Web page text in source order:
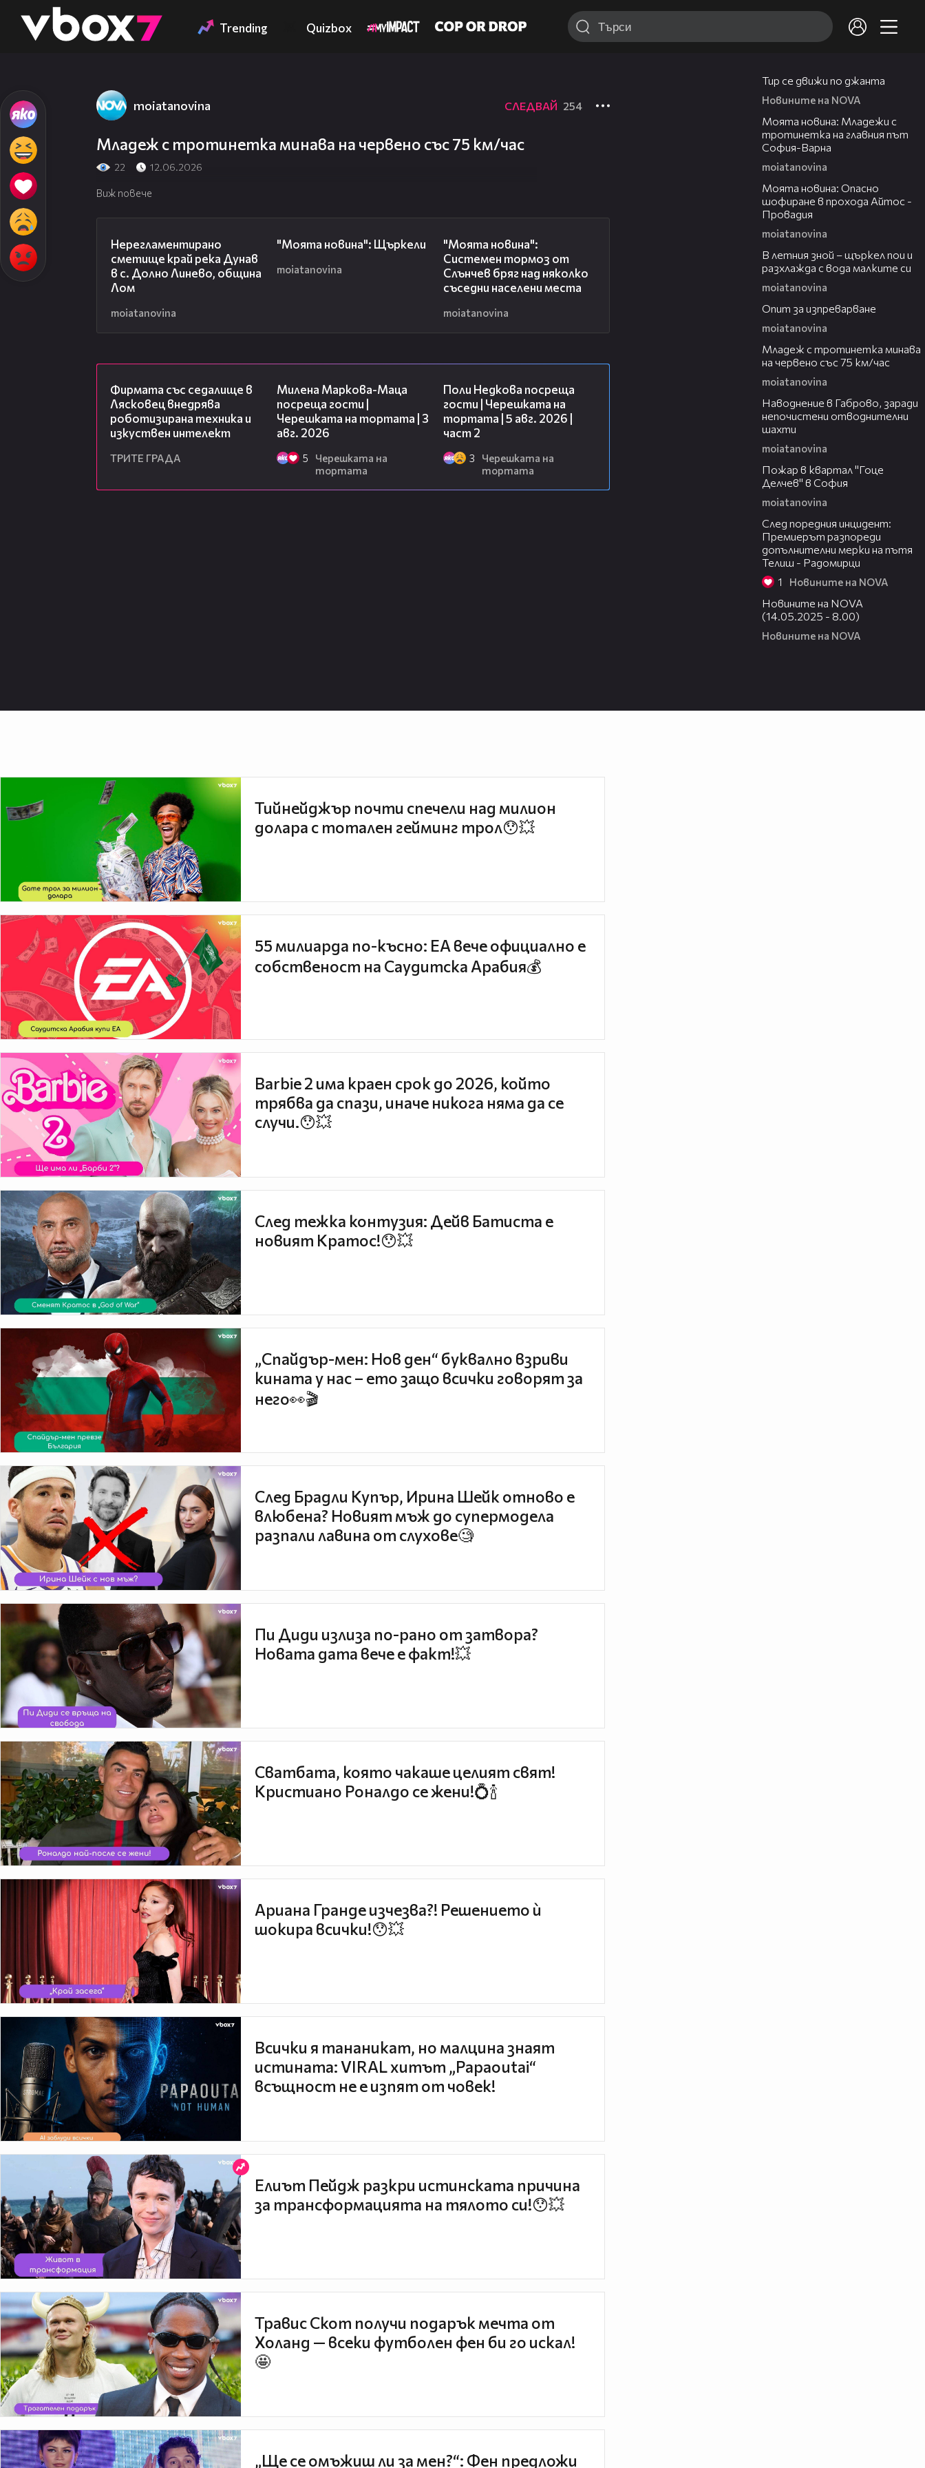
👾 Trending Quizbox
moiatanovina СЛЕДВАЙ 254
Младеж с тротинетка минава на червено със 75 км/час
22 12.06.2026
Виж повече
Нерегламентирано
сметище край река Дунав
в с. Долно Линево, община
Лом
moiatanovina
"Моята новина": Щъркели
moiatanovina
"Моята новина":
Системен тормоз от
Слънчев бряг над няколко
съседни населени места
moiatanovina
Фирмата със седалище в
Лясковец внедрява
роботизирана техника и
изкуствен интелект
ТРИТЕ ГРАДА
Милена Маркова-Маца
посреща гости |
Черешката на тортата | 3
авг. 2026
5
Черешката на
тортата
Поли Недкова посреща
гости | Черешката на
тортата | 5 авг. 2026 |
част 2
3
Черешката на
тортата
Тир се движи по джанта
Новините на NOVA
Моята новина: Младежи с
тротинетка на главния път
София-Варна
moiatanovina
Моята новина: Опасно
шофиране в прохода Айтос -
Провадия
moiatanovina
В летния зной – щъркел пои и
разхлажда с вода малките си
moiatanovina
Опит за изпреварване
moiatanovina
Младеж с тротинетка минава
на червено със 75 км/час
moiatanovina
Наводнение в Габрово, заради
непочистени отводнителни
шахти
moiatanovina
Пожар в квартал "Гоце
Делчев" в София
moiatanovina
След поредния инцидент:
Премиерът разпореди
допълнителни мерки на пътя
Телиш - Радомирци
1 Новините на NOVA
Новините на NOVA
(14.05.2025 - 8.00)
Новините на NOVA
Тийнейджър почти спечели над милион
долара с тотален гейминг трол😯💥
55 милиарда по-късно: EA вече официално е
собственост на Саудитска Арабия💰
Barbie 2 има краен срок до 2026, който
трябва да спази, иначе никога няма да се
случи.😯💥
След тежка контузия: Дейв Батиста е
новият Кратос!😯💥
„Спайдър-мен: Нов ден“ буквално взриви
кината у нас – ето защо всички говорят за
него👀🎬
След Брадли Купър, Ирина Шейк отново е
влюбена? Новият мъж до супермодела
разпали лавина от слухове🧐
Пи Диди излиза по-рано от затвора?
Новата дата вече е факт!💥
Сватбата, която чакаше целият свят!
Кристиано Роналдо се жени!💍🍾
Ариана Гранде изчезва?! Решението ѝ
шокира всички!😯💥
Всички я тананикат, но малцина знаят
истината: VIRAL хитът „Papaoutai“
всъщност не е изпят от човек!
Елиът Пейдж разкри истинската причина
за трансформацията на тялото си!😯💥
Травис Скот получи подарък мечта от
Холанд — всеки футболен фен би го искал!
🤩
„Ще се омъжиш ли за мен?“: Фен предложи